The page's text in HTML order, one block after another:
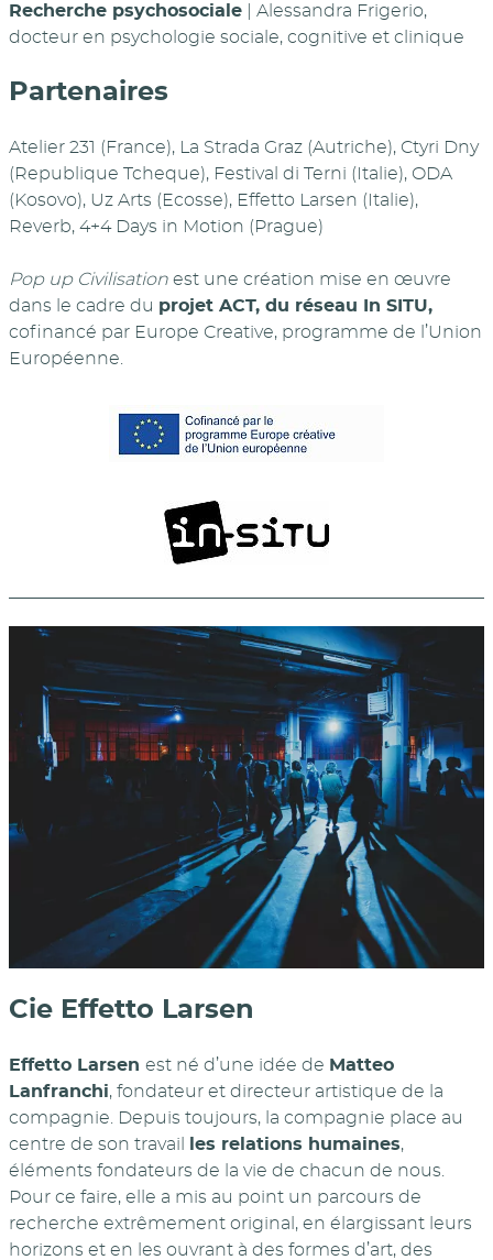
Recherche psychosociale | Alessandra Frigerio,
docteur en psychologie sociale, cognitive et clinique
Partenaires
Atelier 231 (France), La Strada Graz (Autriche), Ctyri Dny
(Republique Tcheque), Festival di Terni (Italie), ODA
(Kosovo), Uz Arts (Ecosse), Effetto Larsen (Italie),
Reverb, 4+4 Days in Motion (Prague)
Pop up Civilisation est une création mise en œuvre
dans le cadre du projet ACT, du réseau In SITU,
cofinancé par Europe Creative, programme de l’Union
Européenne.
Cie Effetto Larsen
Effetto Larsen est né d’une idée de Matteo
Lanfranchi, fondateur et directeur artistique de la
compagnie. Depuis toujours, la compagnie place au
centre de son travail
les relations humaines,
éléments fondateurs de la vie de chacun de nous.
Pour ce faire, elle a mis au point un parcours de
recherche extrêmement original, en élargissant leurs
horizons et en les ouvrant à des formes d’art, des